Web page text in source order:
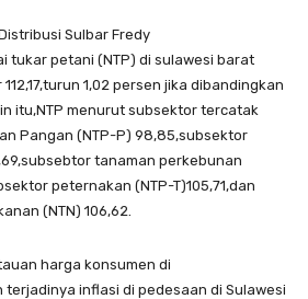
Sulbar Fredy
tukar petani (NTP) di sulawesi barat
1,02 persen jika dibandingkan
itu,NTP menurut subsektor tercatak
Pangan (NTP-P) 98,85,subsektor
tanaman perkebunan
peternakan (NTP-T)105,71,dan
(NTN) 106,62.
harga konsumen di
inflasi di pedesaan di Sulawesi